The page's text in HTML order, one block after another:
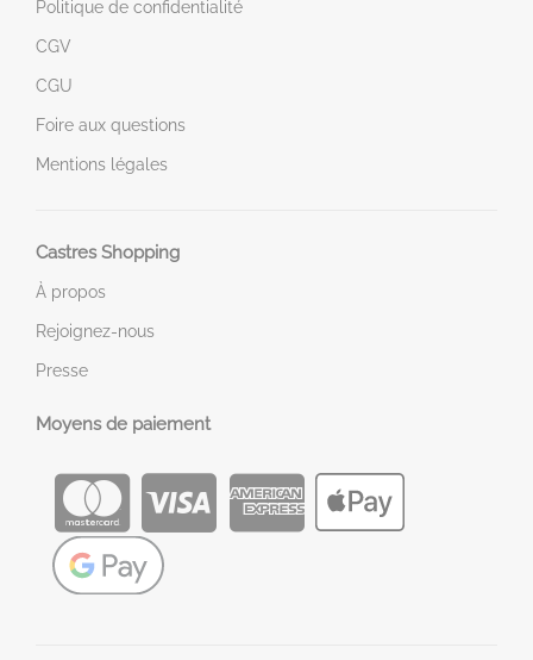
Politique de confidentialité
CGV
CGU
Foire aux questions
Mentions légales
Castres Shopping
À propos
Rejoignez-nous
Presse
Moyens de paiement